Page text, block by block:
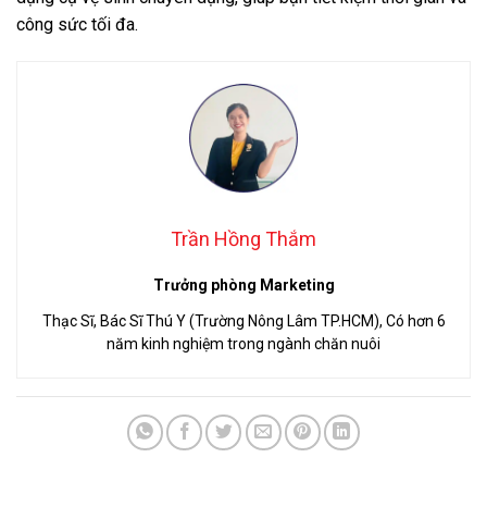
công sức tối đa.
Trần Hồng Thắm
Trưởng phòng Marketing
Thạc Sĩ, Bác Sĩ Thú Y (Trường Nông Lâm TP.HCM), Có hơn 6
năm kinh nghiệm trong ngành chăn nuôi